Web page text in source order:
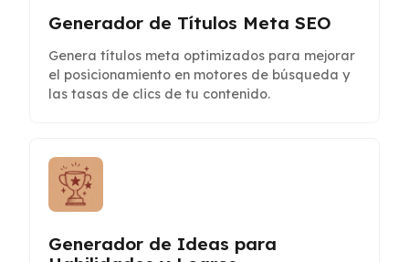
Generador de Títulos Meta SEO
Genera títulos meta optimizados para mejorar
el posicionamiento en motores de búsqueda y
las tasas de clics de tu contenido.
Generador de Ideas para